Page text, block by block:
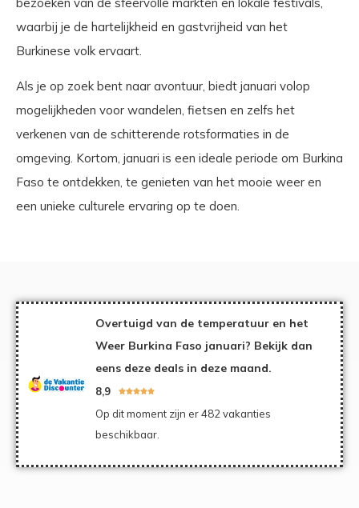
waarbij je de hartelijkheid en gastvrijheid van het
Burkinese volk ervaart.
Als je op zoek bent naar avontuur, biedt januari volop
mogelijkheden voor wandelen, fietsen en zelfs het
verkenen van de schitterende rotsformaties in de
omgeving. Kortom, januari is een ideale periode om Burkina
Faso te ontdekken, te genieten van het mooie weer en
een unieke culturele ervaring op te doen.
Overtuigd van de temperatuur en het
Weer Burkina Faso januari? Bekijk dan
eens deze deals in deze maand.
8,9 
Op dit moment zijn er 482 vakanties
beschikbaar.